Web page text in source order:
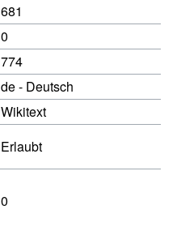
681
0
774
de - Deutsch
Wikitext
Erlaubt
0